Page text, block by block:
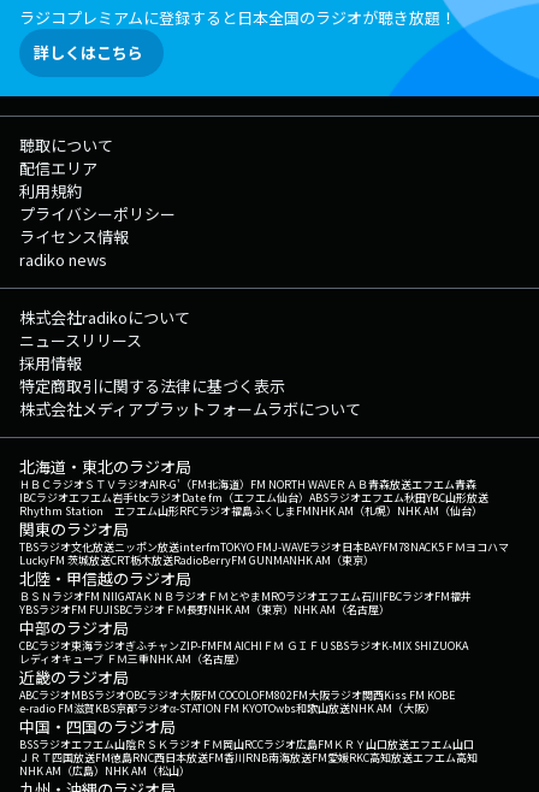
ラジコプレミアムに登録すると日本全国のラジオが聴き放題！
詳しくはこちら
聴取について
配信エリア
利用規約
プライバシーポリシー
ライセンス情報
radiko news
株式会社radikoについて
ニュースリリース
採用情報
特定商取引に関する法律に基づく表示
株式会社メディアプラットフォームラボについて
北海道・東北のラジオ局
ＨＢＣラジオＳＴＶラジオAIR-G'（FM北海道） FM NORTH WAVEＲＡＢ青森放送エフエム青森
IBCラジオエフエム岩手tbcラジオDate fm（エフエム仙台） ABSラジオエフエム秋田YBC山形放送
Rhythm Station エフエム山形RFCラジオ福島ふくしまFMNHK AM（札幌） NHK AM（仙台）
関東のラジオ局
TBSラジオ文化放送ニッポン放送interfmTOKYO FMJ-WAVEラジオ日本BAYFM78NACK5 ＦＭヨコハマ
LuckyFM 茨城放送CRT栃木放送RadioBerryFM GUNMANHK AM（東京）
北陸・甲信越のラジオ局
ＢＳＮラジオFM NIIGATAＫＮＢラジオ ＦＭとやまMROラジオエフエム石川FBCラジオFM福井
YBSラジオFM FUJISBCラジオ ＦＭ長野NHK AM（東京） NHK AM（名古屋）
中部のラジオ局
CBCラジオ東海ラジオぎふチャンZIP-FMFM AICHI ＦＭ ＧＩＦＵ SBSラジオK-MIX SHIZUOKA
レディオキューブ ＦＭ三重NHK AM（名古屋）
近畿のラジオ局
ABCラジオMBSラジオOBCラジオ大阪FM COCOLOFM802FM大阪ラジオ関西Kiss FM KOBE
e-radio FM滋賀KBS京都ラジオα-STATION FM KYOTOwbs和歌山放送NHK AM（大阪）
中国・四国のラジオ局
BSSラジオエフエム山陰ＲＳＫラジオ ＦＭ岡山RCCラジオ広島FM ＫＲＹ山口放送エフエム山口
ＪＲＴ四国放送FM徳島RNC西日本放送FM香川RNB南海放送FM愛媛RKC高知放送エフエム高知
NHK AM（広島） NHK AM（松山）